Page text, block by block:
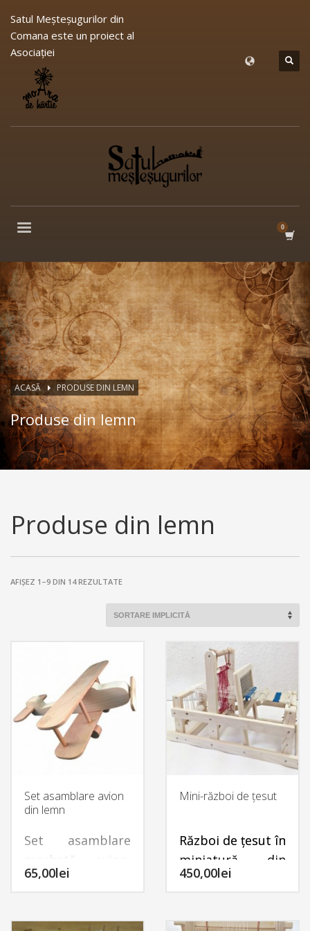
Satul Meşteşugurilor din
Comana este un proiect al
Asociației
ACASĂ PRODUSE DIN LEMN
Produse din lemn
Produse din lemn
AFIȘEZ 1–9 DIN 14 REZULTATE
Set asamblare avion
din lemn
Set asamblare
machetă avion,
din lemn lucrat în
lemndinSatul
65,00lei
Mini-război de țesut
Război de ţesut în
miniatură, din
lemn, lucrat la
din Satul
450,00lei